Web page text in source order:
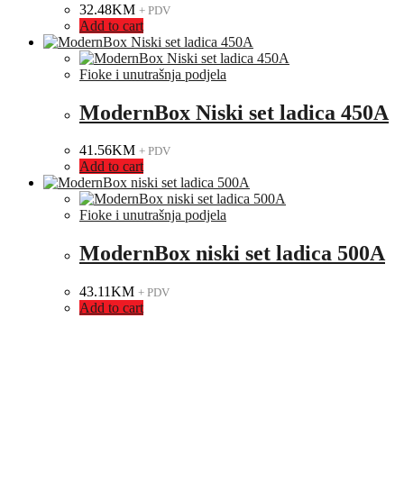
32.48KM + PDV
Add to cart
Fioke i unutrašnja podjela
ModernBox Niski set ladica 450A
41.56KM + PDV
Add to cart
Fioke i unutrašnja podjela
ModernBox niski set ladica 500A
43.11KM + PDV
Add to cart